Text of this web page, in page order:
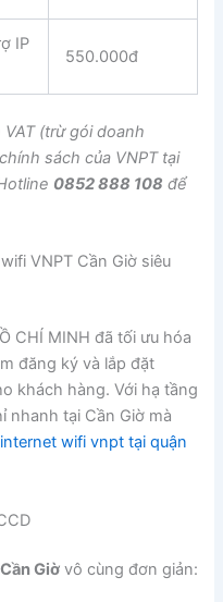
IP
550.000đ
(trừ gói doanh
sách của VNPT tại
0852 888 108 để
VNPT Cần Giờ siêu
CHÍ MINH đã tối ưu hóa
đăng ký và lắp đặt
khách hàng. Với hạ tầng
nhanh tại Cần Giờ mà
wifi vnpt tại quận
Giờ vô cùng đơn giản: